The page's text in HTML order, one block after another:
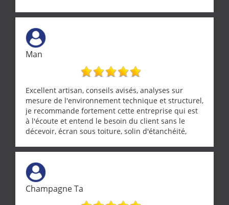
Man
Excellent artisan, conseils avisés, analyses sur
mesure de l'environnement technique et structurel,
je recommande fortement cette entreprise qui est
à l'écoute et entend le besoin du client sans le
décevoir, écran sous toiture, solin d'étanchéité,
récupérateur d'eau, tout a été parfaitement mis en
œuvre sans besoin d'y revenir. confiance assurée.
Champagne Ta